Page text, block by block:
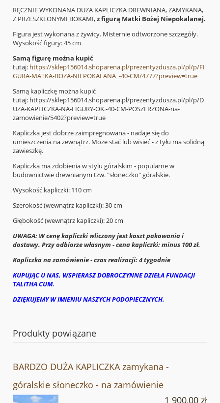
RĘCZNIE WYKONANA DUŻA KAPLICZKA DREWNIANA, ZAMYKANA,
Z PRZESZKLONYMI BOKAMI,z figurą Matki Bożej Niepokalanej.
Figura jest wykonana z żywicy. Misternie odtworzone szczegóły.
Wysokość figury: 45 cm
Samą figurę można kupić
tutaj: https://sklep156014.shoparena.pl/prezentyzdusza.pl/pl/p/FI
GURA-MATKA-BOZA-NIEPOKALANA_-40-CM/4777?preview=true
Samą kapliczkę można kupić
tutaj: https://sklep156014.shoparena.pl/prezentyzdusza.pl/pl/p/D
UZA-KAPLICZKA-NA-FIGURY-OK.-40-CM-POSZERZONA-na-
zamowienie/5402?preview=true
Kapliczka jest dobrze zaimpregnowana - nadaje się do
umieszczenia na zewnątrz. Może stać lub wisieć - z tyłu ma solidną
zawieszkę.
Kapliczka ma zdobienia w stylu góralskim - popularne w
budownictwie drewnianym tzw. "słoneczko" góralskie.
Wysokość kapliczki: 110 cm
Szerokość (wewnątrz kapliczki): 30 cm
Głębokość (wewnątrz kapliczki): 20 cm
UWAGA: W cenę kapliczki wliczony jest koszt pakowania i
dostawy. Przy odbiorze własnym - cena kapliczki: minus 100 zł.
Kapliczka na zamówienie - czas realizacji: 4 tygodnie
KUPUJĄC U NAS, WSPIERASZ DOBROCZYNNE DZIEŁA FUNDACJI
TALITHA CUM.
DZIĘKUJEMY W IMIENIU NASZYCH PODOPIECZNYCH.
Produkty powiązane
BARDZO DUŻA KAPLICZKA zamykana -
góralskie słoneczko - na zamówienie
1 900,00 zł